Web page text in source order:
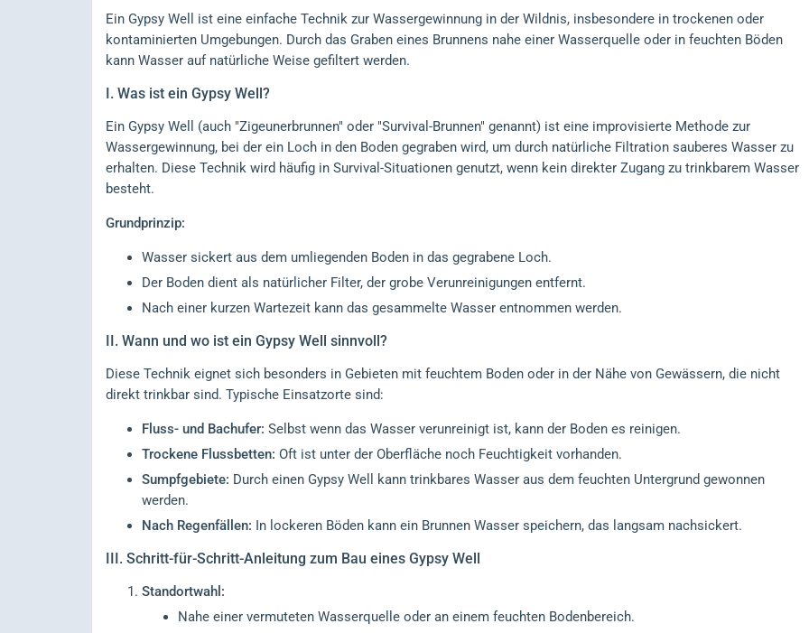
Ein Gypsy Well ist eine einfache Technik zur Wassergewinnung in der Wildnis, insbesondere in trockenen oder
kontaminierten Umgebungen. Durch das Graben eines Brunnens nahe einer Wasserquelle oder in feuchten Böden
kann Wasser auf natürliche Weise gefiltert werden.
I. Was ist ein Gypsy Well?
Ein Gypsy Well (auch "Zigeunerbrunnen" oder "Survival-Brunnen" genannt) ist eine improvisierte Methode zur
Wassergewinnung, bei der ein Loch in den Boden gegraben wird, um durch natürliche Filtration sauberes Wasser zu
erhalten. Diese Technik wird häufig in Survival-Situationen genutzt, wenn kein direkter Zugang zu trinkbarem Wasser
besteht.
Grundprinzip:
Wasser sickert aus dem umliegenden Boden in das gegrabene Loch.
Der Boden dient als natürlicher Filter, der grobe Verunreinigungen entfernt.
Nach einer kurzen Wartezeit kann das gesammelte Wasser entnommen werden.
II. Wann und wo ist ein Gypsy Well sinnvoll?
Diese Technik eignet sich besonders in Gebieten mit feuchtem Boden oder in der Nähe von Gewässern, die nicht
direkt trinkbar sind. Typische Einsatzorte sind:
Fluss- und Bachufer: Selbst wenn das Wasser verunreinigt ist, kann der Boden es reinigen.
Trockene Flussbetten: Oft ist unter der Oberfläche noch Feuchtigkeit vorhanden.
Sumpfgebiete: Durch einen Gypsy Well kann trinkbares Wasser aus dem feuchten Untergrund gewonnen
werden.
Nach Regenfällen: In lockeren Böden kann ein Brunnen Wasser speichern, das langsam nachsickert.
III. Schritt-für-Schritt-Anleitung zum Bau eines Gypsy Well
Standortwahl:
Nahe einer vermuteten Wasserquelle oder an einem feuchten Bodenbereich.